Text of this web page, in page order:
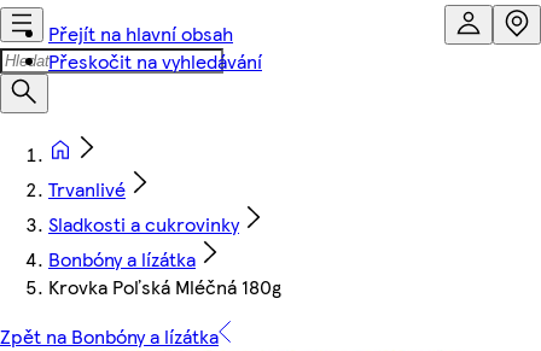
Přejít na hlavní obsah
Přeskočit na vyhledávání
Trvanlivé
Sladkosti a cukrovinky
Bonbóny a lízátka
Krovka Poľská Mléčná 180g
Zpět na Bonbóny a lízátka